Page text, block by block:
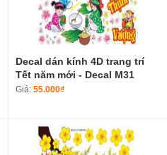
Decal dán kính 4D trang trí
Tết năm mới - Decal M31
Giá: 55.000₫